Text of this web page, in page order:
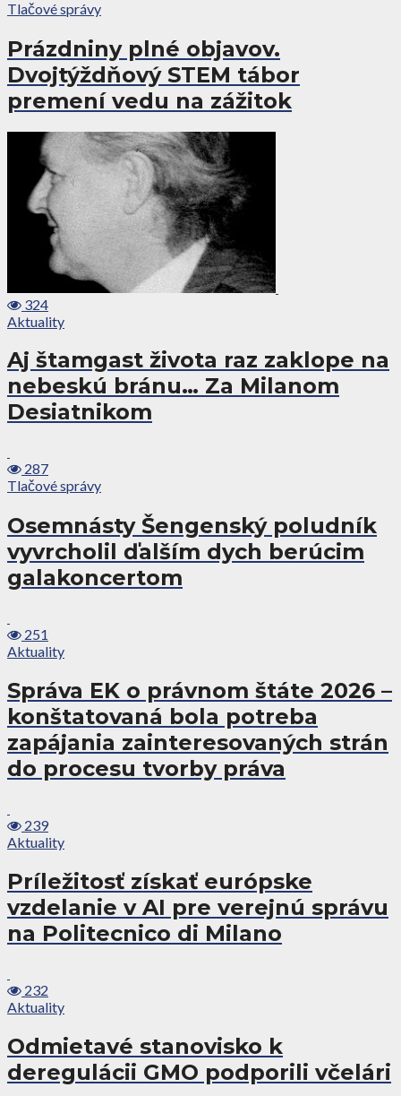
Tlačové správy
Prázdniny plné objavov.
Dvojtýždňový STEM tábor
premení vedu na zážitok
324
Aktuality
Aj štamgast života raz zaklope na
nebeskú bránu… Za Milanom
Desiatnikom
287
Tlačové správy
Osemnásty Šengenský poludník
vyvrcholil ďalším dych berúcim
galakoncertom
251
Aktuality
Správa EK o právnom štáte 2026 –
konštatovaná bola potreba
zapájania zainteresovaných strán
do procesu tvorby práva
239
Aktuality
Príležitosť získať európske
vzdelanie v AI pre verejnú správu
na Politecnico di Milano
232
Aktuality
Odmietavé stanovisko k
deregulácii GMO podporili včelári